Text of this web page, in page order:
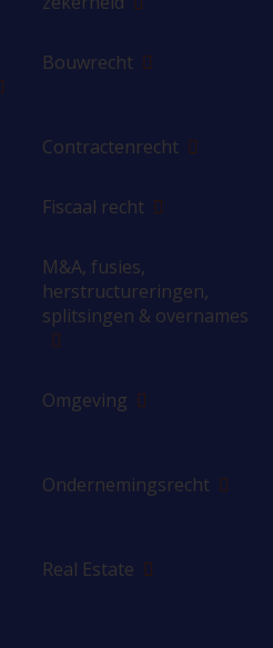
Bouwrecht
Contractenrecht
Fiscaal recht
M&A, fusies,
herstructureringen,
splitsingen & overnames
Omgeving
Ondernemingsrecht
Real Estate